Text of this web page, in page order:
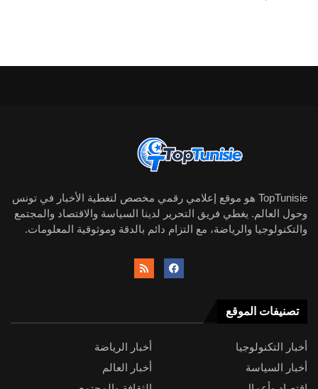
TopTunisie هو موقع إعلامي رقمي مخصص لتغطية الأخبار في تونس
وحول العالم. يغطي فريق التحرير لدينا السياسة والاقتصاد والمجتمع
والتكنولوجيا والرياضة، مع التزام دائم بالدقة وموثوقية المعلومات.
تصنيفات الموقع
أخبار التكنولوجيا
أخبار الرياضة
أخبار السياسة
أخبار العالم